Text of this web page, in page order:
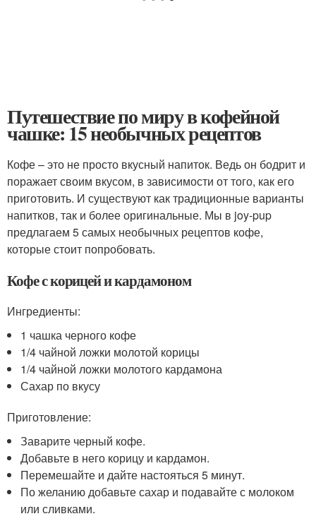
Путешествие по миру в кофейной
чашке: 15 необычных рецептов
Кофе – это не просто вкусный напиток. Ведь он бодрит и
поражает своим вкусом, в зависимости от того, как его
приготовить. И существуют как традиционные варианты
напитков, так и более оригинальные. Мы в joy-pup
предлагаем 5 самых необычных рецептов кофе,
которые стоит попробовать.
Кофе с корицей и кардамоном
Ингредиенты:
1 чашка черного кофе
1/4 чайной ложки молотой корицы
1/4 чайной ложки молотого кардамона
Сахар по вкусу
Приготовление:
Заварите черный кофе.
Добавьте в него корицу и кардамон.
Перемешайте и дайте настояться 5 минут.
По желанию добавьте сахар и подавайте с молоком
или сливками.